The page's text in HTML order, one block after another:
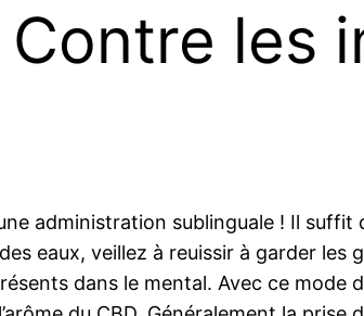
les
administration sublinguale ! Il suffit
eaux, veillez à reuissir à garder
dans le mental. Avec ce mode